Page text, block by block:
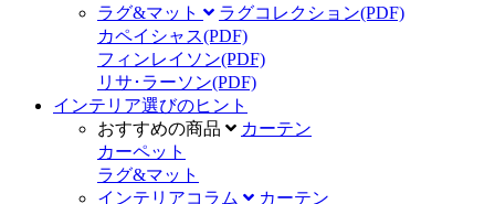
ラグ&マット
ラグコレクション(PDF)
カペイシャス(PDF)
フィンレイソン(PDF)
リサ･ラーソン(PDF)
インテリア選びのヒント
おすすめの商品
カーテン
カーペット
ラグ&マット
インテリアコラム
カーテン